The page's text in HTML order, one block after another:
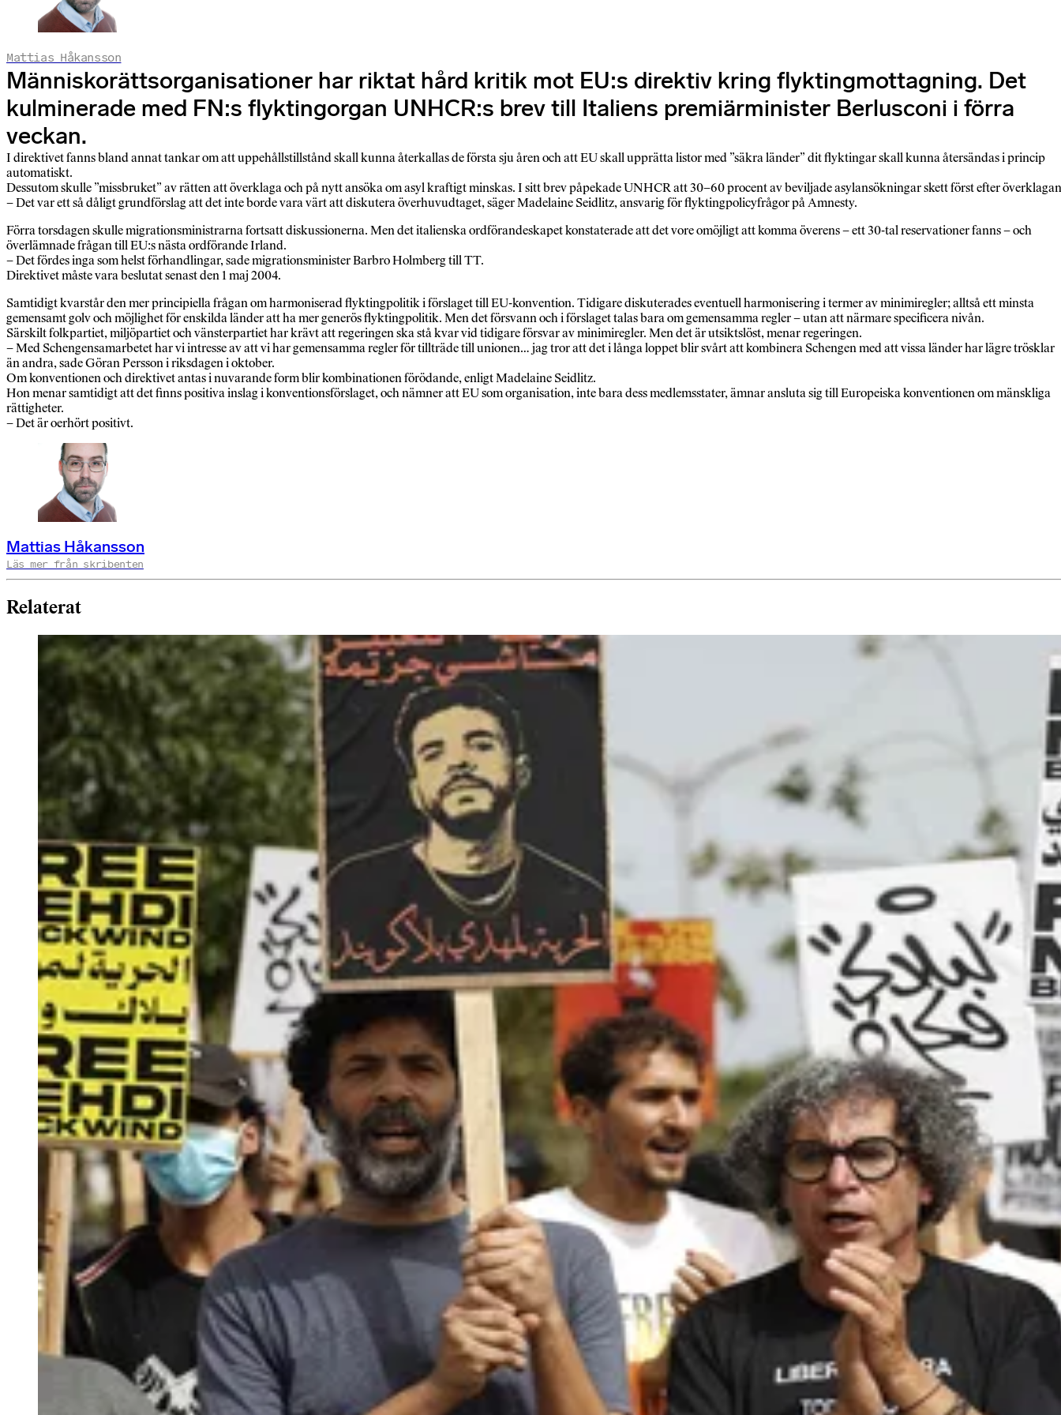
Mattias Håkansson
Människorättsorganisationer har riktat hård kritik mot EU:s direktiv kring flyktingmottagning. Det
kulminerade med FN:s flyktingorgan UNHCR:s brev till Italiens premiärminister Berlusconi i förra
veckan.
I direktivet fanns bland annat tankar om att uppehållstillstånd skall kunna återkallas de första sju åren och att EU skall upprätta listor med ”säkra länder” dit flyktingar skall kunna återsändas i princip
automatiskt.
Dessutom skulle ”missbruket” av rätten att överklaga och på nytt ansöka om asyl kraftigt minskas. I sitt brev påpekade UNHCR att 30–60 procent av beviljade asylansökningar skett först efter
– Det var ett så dåligt grundförslag att det inte borde vara värt att diskutera överhuvudtaget, säger Madelaine Seidlitz, ansvarig för flyktingpolicyfrågor på Amnesty.
Förra torsdagen skulle migrationsministrarna fortsatt diskussionerna. Men det italienska ordförandeskapet konstaterade att det vore omöjligt att komma överens – ett 30-tal reservationer fanns – och
överlämnade frågan till EU:s nästa ordförande Irland.
– Det fördes inga som helst förhandlingar, sade migrationsminister Barbro Holmberg till TT.
Direktivet måste vara beslutat senast den 1 maj 2004.
Samtidigt kvarstår den mer principiella frågan om harmoniserad flyktingpolitik i förslaget till EU-konvention. Tidigare diskuterades eventuell harmonisering i termer av minimiregler; alltså ett minsta
gemensamt golv och möjlighet för enskilda länder att ha mer generös flyktingpolitik. Men det försvann och i förslaget talas bara om gemensamma regler – utan att närmare specificera nivån.
Särskilt folkpartiet, miljöpartiet och vänsterpartiet har krävt att regeringen ska stå kvar vid tidigare försvar av minimiregler. Men det är utsiktslöst, menar regeringen.
– Med Schengensamarbetet har vi intresse av att vi har gemensamma regler för tillträde till unionen… jag tror att det i långa loppet blir svårt att kombinera Schengen med att vissa länder har lägre trösklar
än andra, sade Göran Persson i riksdagen i oktober.
Om konventionen och direktivet antas i nuvarande form blir kombinationen förödande, enligt Madelaine Seidlitz.
Hon menar samtidigt att det finns positiva inslag i konventionsförslaget, och nämner att EU som organisation, inte bara dess medlemsstater, ämnar ansluta sig till Europeiska konventionen om mänskliga
rättigheter.
– Det är oerhört positivt.
Mattias Håkansson
Läs mer från skribenten
Relaterat